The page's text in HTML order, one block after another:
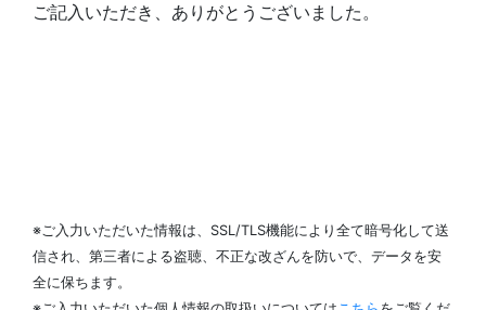
ご記入いただき、ありがとうございました。
※ご入力いただいた情報は、SSL/TLS機能により全て暗号化して送
信され、第三者による盗聴、不正な改ざんを防いで、データを安
全に保ちます。